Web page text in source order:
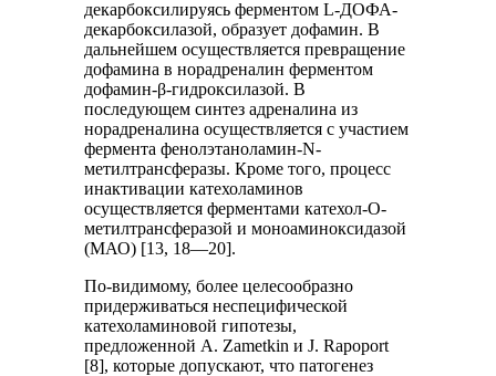
декарбоксилируясь ферментом L-ДОФА-
декарбоксилазой, образует дофамин. В
дальнейшем осуществляется превращение
дофамина в норадреналин ферментом
дофамин-β-гидроксилазой. В
последующем синтез адреналина из
норадреналина осуществляется с участием
фермента фенолэтаноламин-N-
метилтрансферазы. Кроме того, процесс
инактивации катехоламинов
осуществляется ферментами катехол-О-
метилтрансферазой и моноаминоксидазой
(МАО) [13, 18—20].
По-видимому, более целесообразно
придерживаться неспецифической
катехоламиновой гипотезы,
предложенной A. Zametkin и J. Rapoport
[8], которые допускают, что патогенез